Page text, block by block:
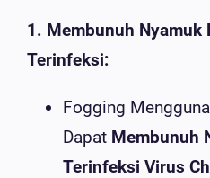
1. Membunuh Nyamuk
Terinfeksi:
Fogging
Dapat Membunuh
Terinfeksi Virus